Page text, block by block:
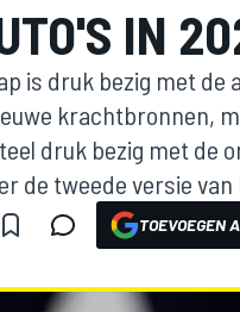
IN
is druk bezig met de
krachtbronnen,
druk bezig met de
de tweede versie van
TOEVOEGEN